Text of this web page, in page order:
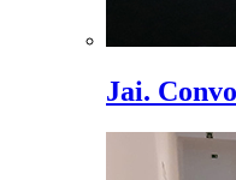
Jai.